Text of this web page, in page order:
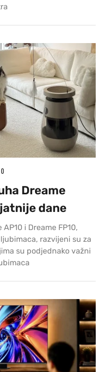
0
Dreame
dane
i Dreame FP10,
razvijeni su za
su podjednako važni